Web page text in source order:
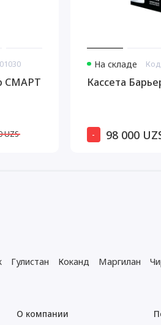
СМАРТ
UZS
На складе
Кассета
- 98 000
Гулистан Коканд Маргилан
О компании